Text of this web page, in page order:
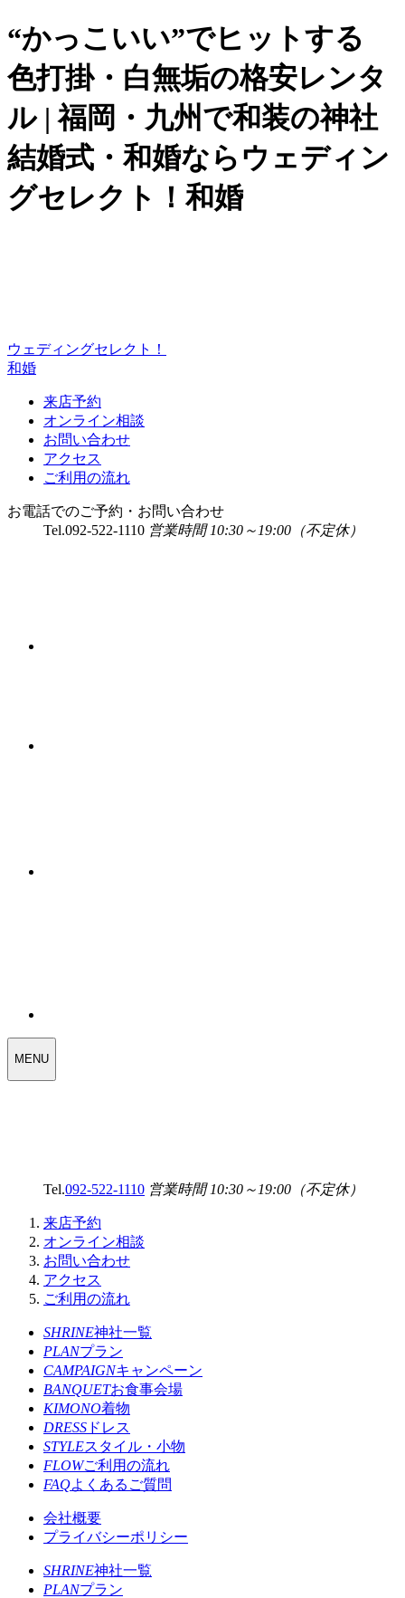
“かっこいい”でヒットする
色打掛・白無垢の格安レンタ
ル | 福岡・九州で和装の神社
結婚式・和婚ならウェディン
グセレクト！和婚
ウェディングセレクト！
和婚
来店予約
オンライン相談
お問い合わせ
アクセス
ご利用の流れ
お電話でのご予約・お問い合わせ
Tel.092-522-1110 営業時間 10:30～19:00（不定休）
SELECT
MENU
Tel.092-522-1110 営業時間 10:30～19:00（不定休）
来店予約
オンライン相談
お問い合わせ
アクセス
ご利用の流れ
SHRINE神社一覧
PLANプラン
CAMPAIGNキャンペーン
BANQUETお食事会場
KIMONO着物
DRESS ドレス
STYLEスタイル・小物
FLOWご利用の流れ
FAQよくあるご質問
会社概要
プライバシーポリシー
SHRINE神社一覧
PLANプラン